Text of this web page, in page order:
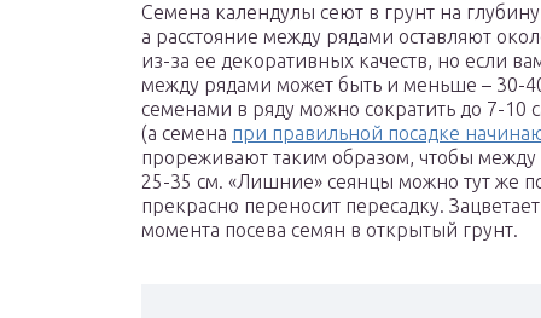
Семена календулы сеют в грунт на
а расстояние между рядами оставляют
из-за ее декоративных качеств, но если
между рядами может быть и меньше – 30-
семенами в ряду можно сократить до 7-10
(а семена при правильной посадке
прореживают таким образом, чтобы между
25-35 см. «Лишние» сеянцы можно тут же
прекрасно переносит пересадку.
момента посева семян в открытый грунт.